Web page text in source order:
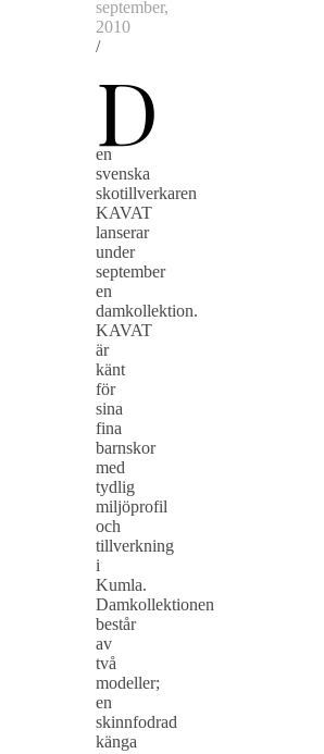
september,
2010
/
D
en
svenska
skotillverkaren
KAVAT
lanserar
under
september
en
damkollektion.
KAVAT
är
känt
för
sina
fina
barnskor
med
tydlig
miljöprofil
och
tillverkning
i
Kumla.
Damkollektionen
består
av
två
modeller;
en
skinnfodrad
känga